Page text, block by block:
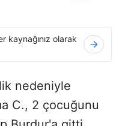
kaynağınız olarak
nedeniyle
C., 2 çocuğunu